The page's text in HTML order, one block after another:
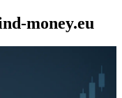
money.eu